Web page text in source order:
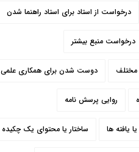
درخواست از استاد برای استاد راهنما شدن
درخواست منبع بیشتر
مختلف دوست شدن برای همکاری علمی
روایی پرسش نامه
یافته ها ساختار يا محتواي يک چکيده